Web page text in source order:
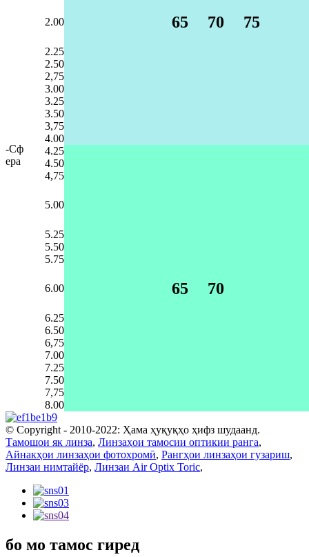
-Сф
ера
2.00 65 70 75
2.25
2.50
2,75
3.00
3.25
3.50
3,75
4.00
4.25
4.50
4,75
5.00
5.25
5.50
5.75
6.00 65 70
6.25
6.50
6,75
7.00
7.25
7.50
7,75
8.00
© Copyright - 2010-2022: Ҳама ҳуқуқҳо ҳифз шудаанд.
Тамошои як линза, Линзаҳои тамосии оптикии ранга,
Айнакҳои линзаҳои фотохромӣ, Рангҳои линзаҳои гузариш,
Линзаи нимтайёр, Линзаи Air Optix Toric,
бо мо тамос гиред